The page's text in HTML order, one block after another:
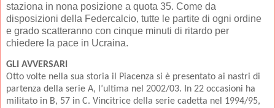
staziona in nona posizione a quota 35. Come da
disposizioni della Federcalcio, tutte le partite di ogni ordine
e grado scatteranno con cinque minuti di ritardo per
chiedere la pace in Ucraina.
GLI AVVERSARI
Otto volte nella sua storia il Piacenza si è presentato ai nastri di
partenza della serie A, l’ultima nel 2002/03. In 22 occasioni ha
militato in B, 57 in C. Vincitrice della serie cadetta nel 1994/95,